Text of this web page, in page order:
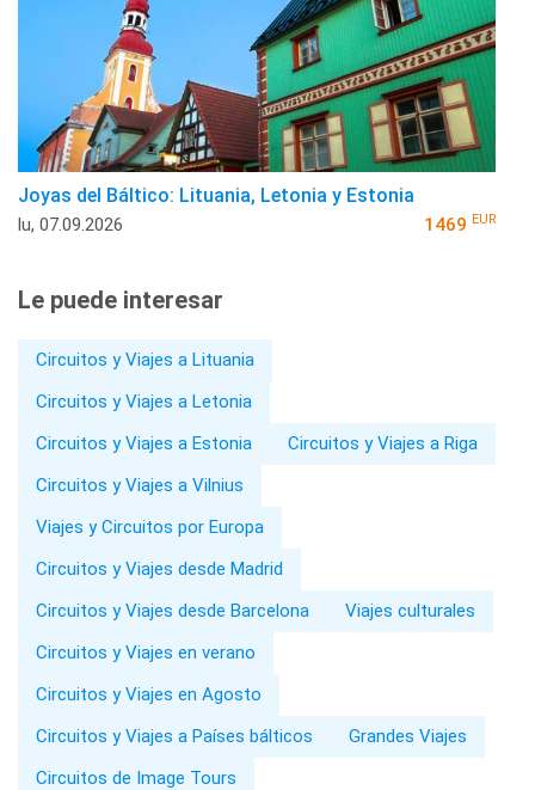
Joyas del Báltico: Lituania, Letonia y Estonia
lu, 07.09.2026 1469 EUR
Le puede interesar
Circuitos y Viajes a Lituania
Circuitos y Viajes a Letonia
Circuitos y Viajes a Estonia
Circuitos y Viajes a Riga
Circuitos y Viajes a Vilnius
Viajes y Circuitos por Europa
Circuitos y Viajes desde Madrid
Circuitos y Viajes desde Barcelona
Viajes culturales
Circuitos y Viajes en verano
Circuitos y Viajes en Agosto
Circuitos y Viajes a Países bálticos
Grandes Viajes
Circuitos de Image Tours